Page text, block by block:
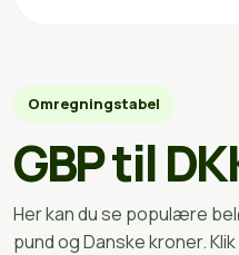
Omregningstabel
GBP til
Her kan du se populære
pund og Danske kroner.